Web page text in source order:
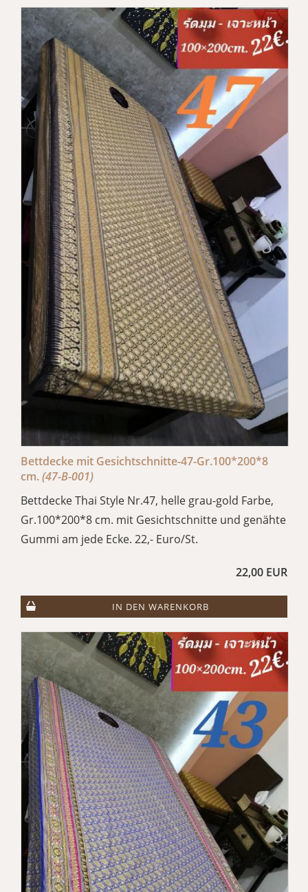
Bettdecke mit Gesichtschnitte-47-Gr.100*200*8
cm.(47-B-001)
Bettdecke Thai Style Nr.47, helle grau-gold Farbe,
Gr.100*200*8 cm. mit Gesichtschnitte und genähte
Gummi am jede Ecke. 22,- Euro/St.
22,00 EUR
IN DEN WARENKORB